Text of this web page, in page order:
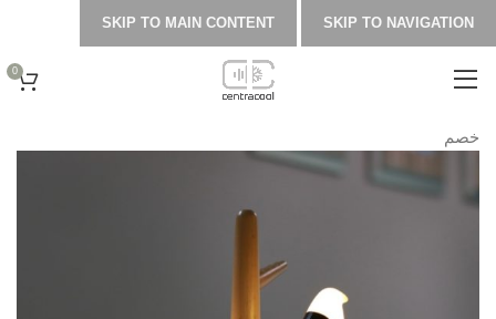
SKIP TO NAVIGATION
SKIP TO MAIN CONTENT
0
خصم